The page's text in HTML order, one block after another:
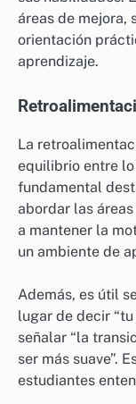
áreas de mejora,
orientación
aprendizaje.
La
equilibrio entre
fundamental
abordar las
a mantener la
un ambiente de
Además, es útil
lugar de decir “tu
señalar “la
ser más suave”.
estudiantes